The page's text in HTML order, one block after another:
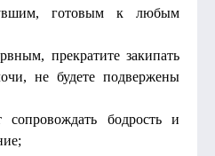
готовым к любым
прекратите закипать
не будете подвержены
сопровождать бодрость и